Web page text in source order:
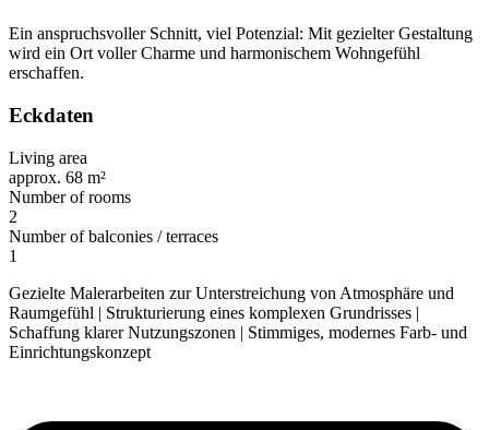
Ein anspruchsvoller Schnitt, viel Potenzial: Mit gezielter Gestaltung
wird ein Ort voller Charme und harmonischem Wohngefühl
erschaffen.
Eckdaten
Living area
approx. 68 m²
Number of rooms
2
Number of balconies / terraces
1
Gezielte Malerarbeiten zur Unterstreichung von Atmosphäre und
Raumgefühl | Strukturierung eines komplexen Grundrisses |
Schaffung klarer Nutzungszonen | Stimmiges, modernes Farb- und
Einrichtungskonzept